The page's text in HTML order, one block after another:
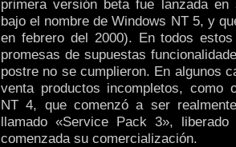
primera versión beta fue lanzada en
bajo el nombre de Windows NT 5, y
en febrero del 2000). En todos
promesas de supuestas
postre no se cumplieron. En algunos
venta productos incompletos, como
NT 4, que comenzó a ser
llamado «Service Pack 3»,
comenzada su comercialización.